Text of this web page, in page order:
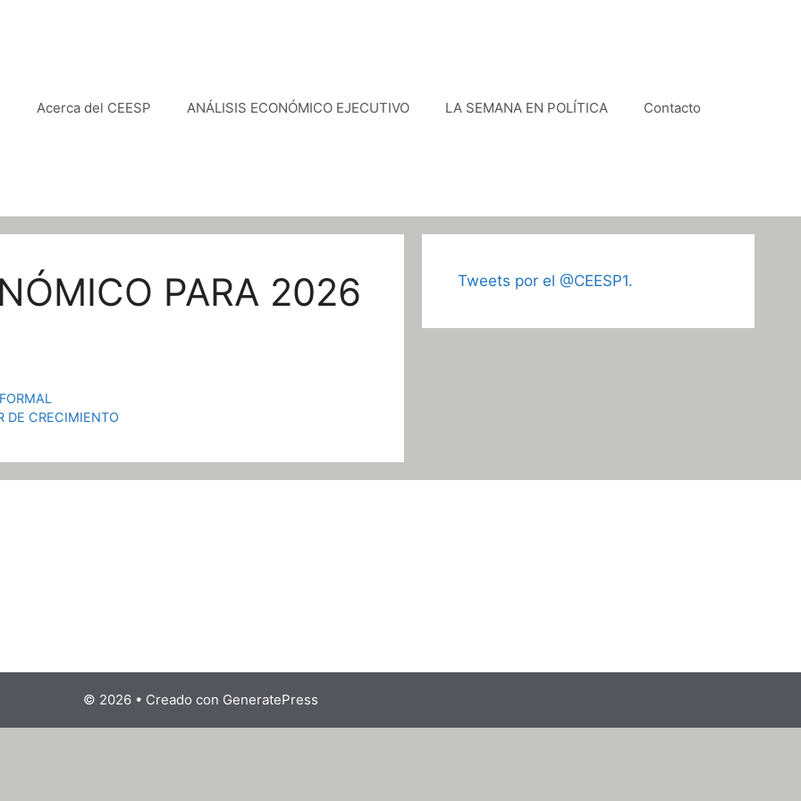
Acerca del CEESP ANÁLISIS ECONÓMICO EJECUTIVO LA SEMANA EN POLÍTICA Contacto
PARA 2026
DE CRECIMIENTO
Tweets por el @CEESP1.
© 2026 • Creado con GeneratePress